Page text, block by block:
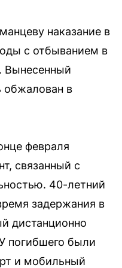
наказание в
с отбыванием в
Вынесенный
в
февраля
связанный с
40-летний
задержания в
дистанционно
погибшего были
и мобильный